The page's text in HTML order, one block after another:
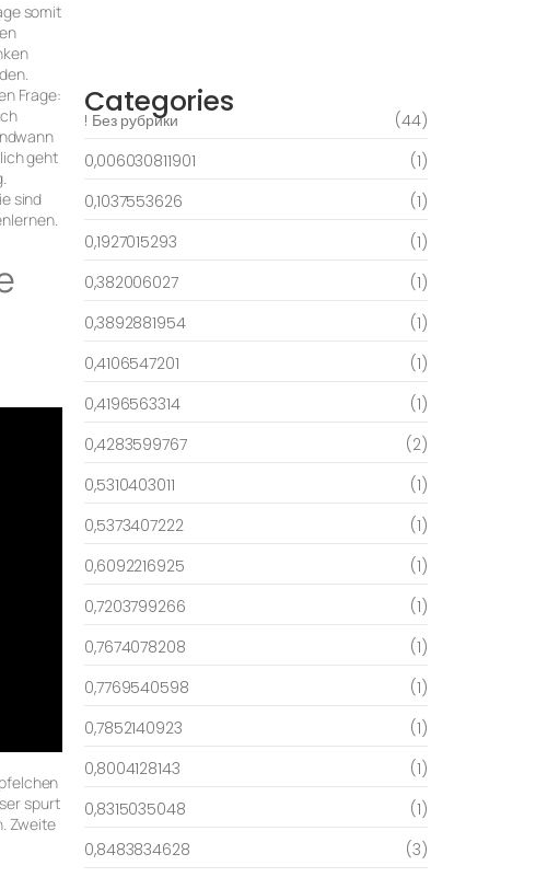
somit
Frage:
geht
sind
spurt
Zweite
Categories
! Без рубрики
(44)
0,006030811901
(1)
0,1037553626
(1)
0,1927015293
(1)
0,382006027
(1)
0,3892881954
(1)
0,4106547201
(1)
0,4196563314
(1)
0,4283599767
(2)
0,5310403011
(1)
0,5373407222
(1)
0,6092216925
(1)
0,7203799266
(1)
0,7674078208
(1)
0,7769540598
(1)
0,7852140923
(1)
0,8004128143
(1)
0,8315035048
(1)
0,8483834628
(3)